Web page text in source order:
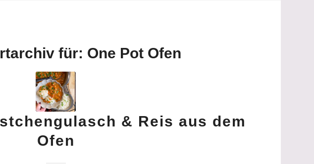
für: One Pot Ofen
& Reis aus dem
Ofen